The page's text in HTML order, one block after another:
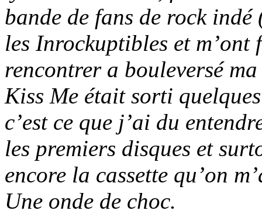
bande de fans de rock
les Inrockuptibles et
rencontrer a bouleversé
Kiss Me était sorti
c’est ce que j’ai du
les premiers disques et
encore la cassette qu’on
Une onde de choc.